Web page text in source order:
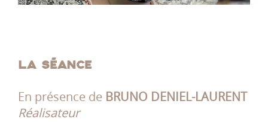
LA SÉANCE
En présence de BRUNO DENIEL-LAURENT
Réalisateur